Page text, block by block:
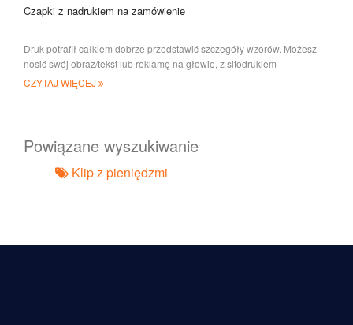
Czapki z nadrukiem na zamówienie
Druk potrafił całkiem dobrze przedstawić szczegóły wzorów. Możesz
nosić swój obraz/tekst lub reklamę na głowie, z sitodrukiem
CZYTAJ WIĘCEJ
Powiązane wyszukiwanie
Klip z pieniędzmi